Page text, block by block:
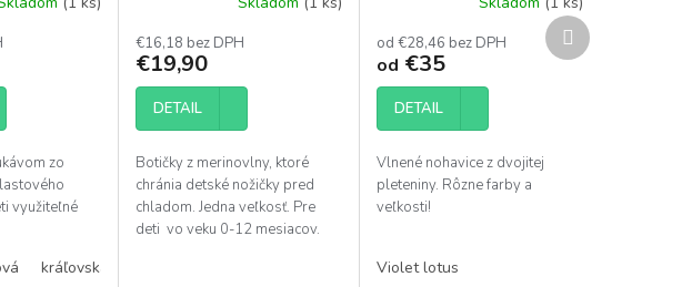
káva svetlo zelená
zo
využiteľné
kráľovská modrá
€16,18 bez DPH
€19,90
DETAIL
Botičky z merinovlny, ktoré
chránia detské nožičky pred
chladom. Jedna veľkosť. Pre
deti vo veku 0-12 mesiacov.
produktu
je
4,7
5
hviezdičiek.
od €28,46 bez DPH
od €35
DETAIL
Vlnené nohavice z dvojitej
pleteniny. Rôzne farby a
veľkosti!
Violet lotus
Ďalší
produkt